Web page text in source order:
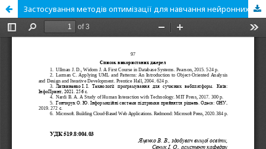
Застосування методів оптимізації для навчання нейронних мереж із великим обсягом параметрів